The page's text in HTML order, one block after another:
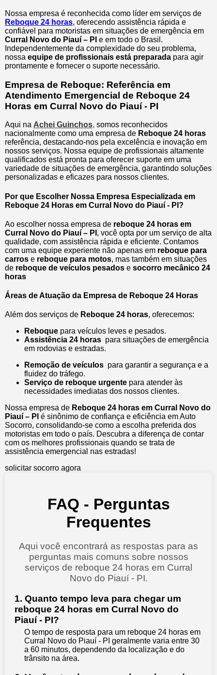
Nossa empresa é reconhecida como líder em serviços de
Reboque 24 horas, oferecendo assistência rápida e
confiável para motoristas em situações de emergência em
Curral Novo do Piauí – PI e em todo o Brasil.
Independentemente da complexidade do seu problema,
nossa equipe de profissionais está preparada para agir
prontamente e fornecer o suporte necessário.
Empresa de Reboque: Referência em
Atendimento Emergencial de Reboque 24
Horas em Curral Novo do Piauí - PI
Aqui na Achei Guinchos, somos reconhecidos
nacionalmente como uma empresa de Reboque 24 horas
referência, destacando-nos pela excelência e inovação em
nossos serviços. Nossa equipe de profissionais altamente
qualificados está pronta para oferecer suporte em uma
variedade de situações de emergência, garantindo soluções
personalizadas e eficazes para nossos clientes.
Por que Escolher Nossa Empresa Especializada em
Reboque 24 Horas em Curral Novo do Piauí - PI?
Ao escolher nossa empresa de reboque 24 horas em
Curral Novo do Piauí – PI , você opta por um serviço de alta
qualidade, com assistência rápida e eficiente. Contamos
com uma equipe experiente não apenas em reboque para
carros e reboque para motos, mas também em situações
de reboque de veículos pesados e socorro mecânico 24
horas
Áreas de Atuação da Empresa de Reboque 24 Horas
Além dos serviços de Reboque 24 horas, oferecemos:
Reboque para veículos leves e pesados.
Assistência 24 horas para situações de emergência
em rodovias e estradas.
Remoção de veículos para garantir a segurança e a
fluidez do tráfego.
Serviço de reboque urgente para atender às
necessidades imediatas dos nossos clientes.
Nossa empresa de Reboque 24 horas em Curral Novo do
Piauí – PI é sinônimo de confiança e eficiência em Auto
Socorro, consolidando-se como a escolha preferida dos
motoristas em todo o país. Descubra a diferença de contar
com os melhores profissionais quando se trata de
assistência emergencial nas estradas!
solicitar socorro agora
FAQ - Perguntas
Frequentes
Aqui você encontrará as respostas para as
perguntas mais comuns sobre nossos
serviços de reboque 24 horas em Curral
Novo do Piauí - PI.
1. Quanto tempo leva para chegar um
reboque 24 horas em Curral Novo do
Piauí - PI?
O tempo de resposta para um reboque 24 horas em
Curral Novo do Piauí - PI geralmente varia entre 30
a 60 minutos, dependendo da localização e do
trânsito na área.